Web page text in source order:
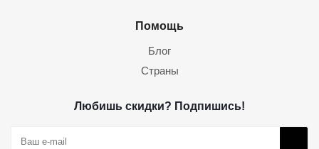
Помощь
Блог
Страны
Любишь скидки? Подпишись!